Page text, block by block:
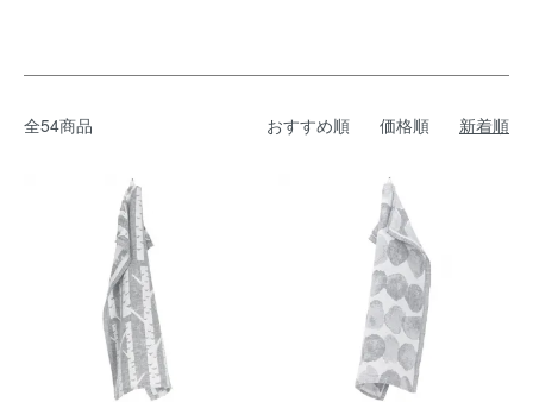
全54商品 おすすめ順 価格順 新着順